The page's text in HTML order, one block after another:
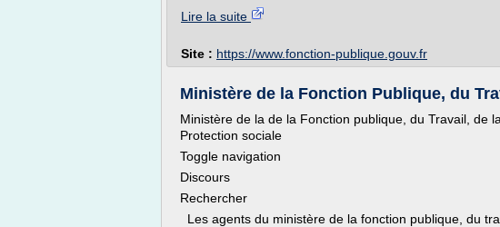
Lire la suite
Site : https://www.fonction-publique.gouv.fr
Ministère de la Fonction Publique, du
Ministère de la de la Fonction publique, du Travail, de
Protection sociale
Toggle navigation
Discours
Rechercher
Les agents du ministère de la fonction publique, du